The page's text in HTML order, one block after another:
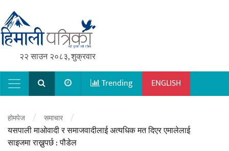
२२ साउन २०८३, शुक्रवार
Main NavigationTrending ENGLISH
होमपेज / समाचार /
यसपाली माओवादी र समाजवादीलाई अत्यधिक मत दिएर एमालेलाई
साइजमा राख्नुपर्छ : पौडेल